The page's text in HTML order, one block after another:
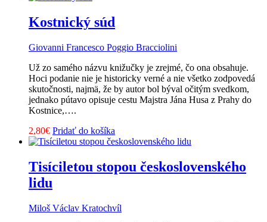
Kostnický súd
Giovanni Francesco Poggio Bracciolini
Už zo samého názvu knižučky je zrejmé, čo ona obsahuje.
Hoci podanie nie je historicky verné a nie všetko zodpovedá
skutočnosti, najmä, že by autor bol býval očitým svedkom,
jednako pútavo opisuje cestu Majstra Jána Husa z Prahy do
Kostnice,….
2,80€ Pridať do košíka
Tisíciletou stopou československého
lidu
Miloš Václav Kratochvíl